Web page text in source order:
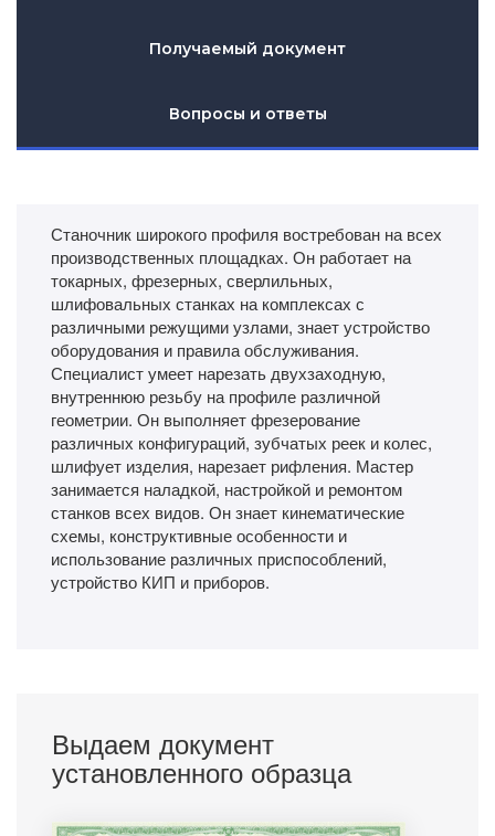
Получаемый документ
Вопросы и ответы
Станочник широкого профиля востребован на всех
производственных площадках. Он работает на
токарных, фрезерных, сверлильных,
шлифовальных станках на комплексах с
различными режущими узлами, знает устройство
оборудования и правила обслуживания.
Специалист умеет нарезать двухзаходную,
внутреннюю резьбу на профиле различной
геометрии. Он выполняет фрезерование
различных конфигураций, зубчатых реек и колес,
шлифует изделия, нарезает рифления. Мастер
занимается наладкой, настройкой и ремонтом
станков всех видов. Он знает кинематические
схемы, конструктивные особенности и
использование различных приспособлений,
устройство КИП и приборов.
Выдаем документ
установленного образца